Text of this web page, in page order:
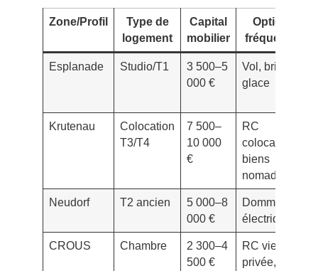
Zone/Profil
Type de
logement
Capital
mobilier
Options
fréquentes
Esplanade Studio/T1
3 500–5
000 €
Vol, bris de
glace
Krutenau
Colocation
T3/T4
7 500–
10 000
€
RC
colocataires,
biens
nomades
Neudorf T2 ancien
5 000–8
000 €
Dommages
électriques
CROUS Chambre
2 300–4
500 €
RC vie
privée,